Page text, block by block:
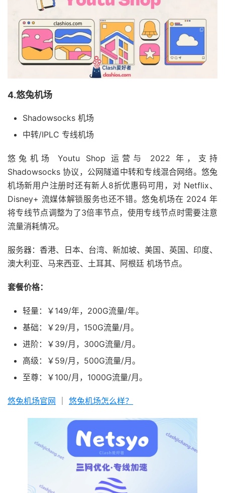
4.悠兔机场
Shadowsocks 机场
中转/IPLC 专线机场
悠兔机场 Youtu Shop 运营与 2022 年，支持
Shadowsocks 协议，公网隧道中转和专线混合网络。悠兔
机场新用户注册时还有新人8折优惠码可用，对 Netflix、
Disney+ 流媒体解锁服务也还不错。悠兔机场在 2024 年
将专线节点调整为了3倍率节点，使用专线节点时需要注意
流量消耗情况。
服务器：香港、日本、台湾、新加坡、美国、英国、印度、
澳大利亚、马来西亚、土耳其、阿根廷 机场节点。
套餐价格：
轻量：￥149/年，200G流量/年。
基础：￥29/月，150G流量/月。
进阶：￥39/月，300G流量/月。
高级：￥59/月，500G流量/月。
至尊：￥100/月，1000G流量/月。
悠兔机场官网 悠兔机场怎么样？